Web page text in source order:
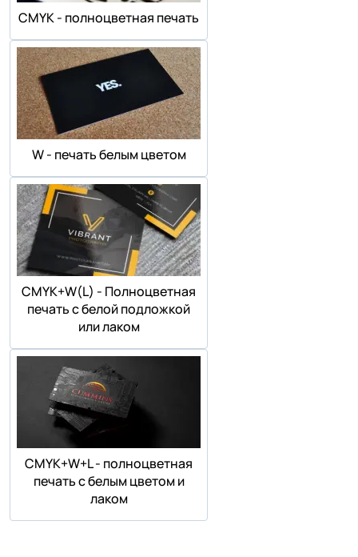
СMYK - полноцветная печать
W - печать белым цветом
СMYK+W(L) - Полноцветная
печать с белой подложкой
или лаком
СMYK+W+L - полноцветная
печать с белым цветом и
лаком